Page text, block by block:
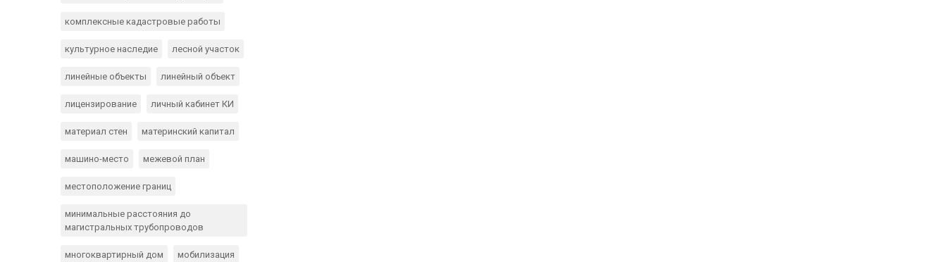
комплексные кадастровые работы
культурное наследие лесной участок
линейные объекты линейный объект
лицензирование личный кабинет КИ
материал стен материнский капитал
машино-место межевой план
местоположение границ
минимальные расстояния до
магистральных трубопроводов
многоквартирный дом мобилизация